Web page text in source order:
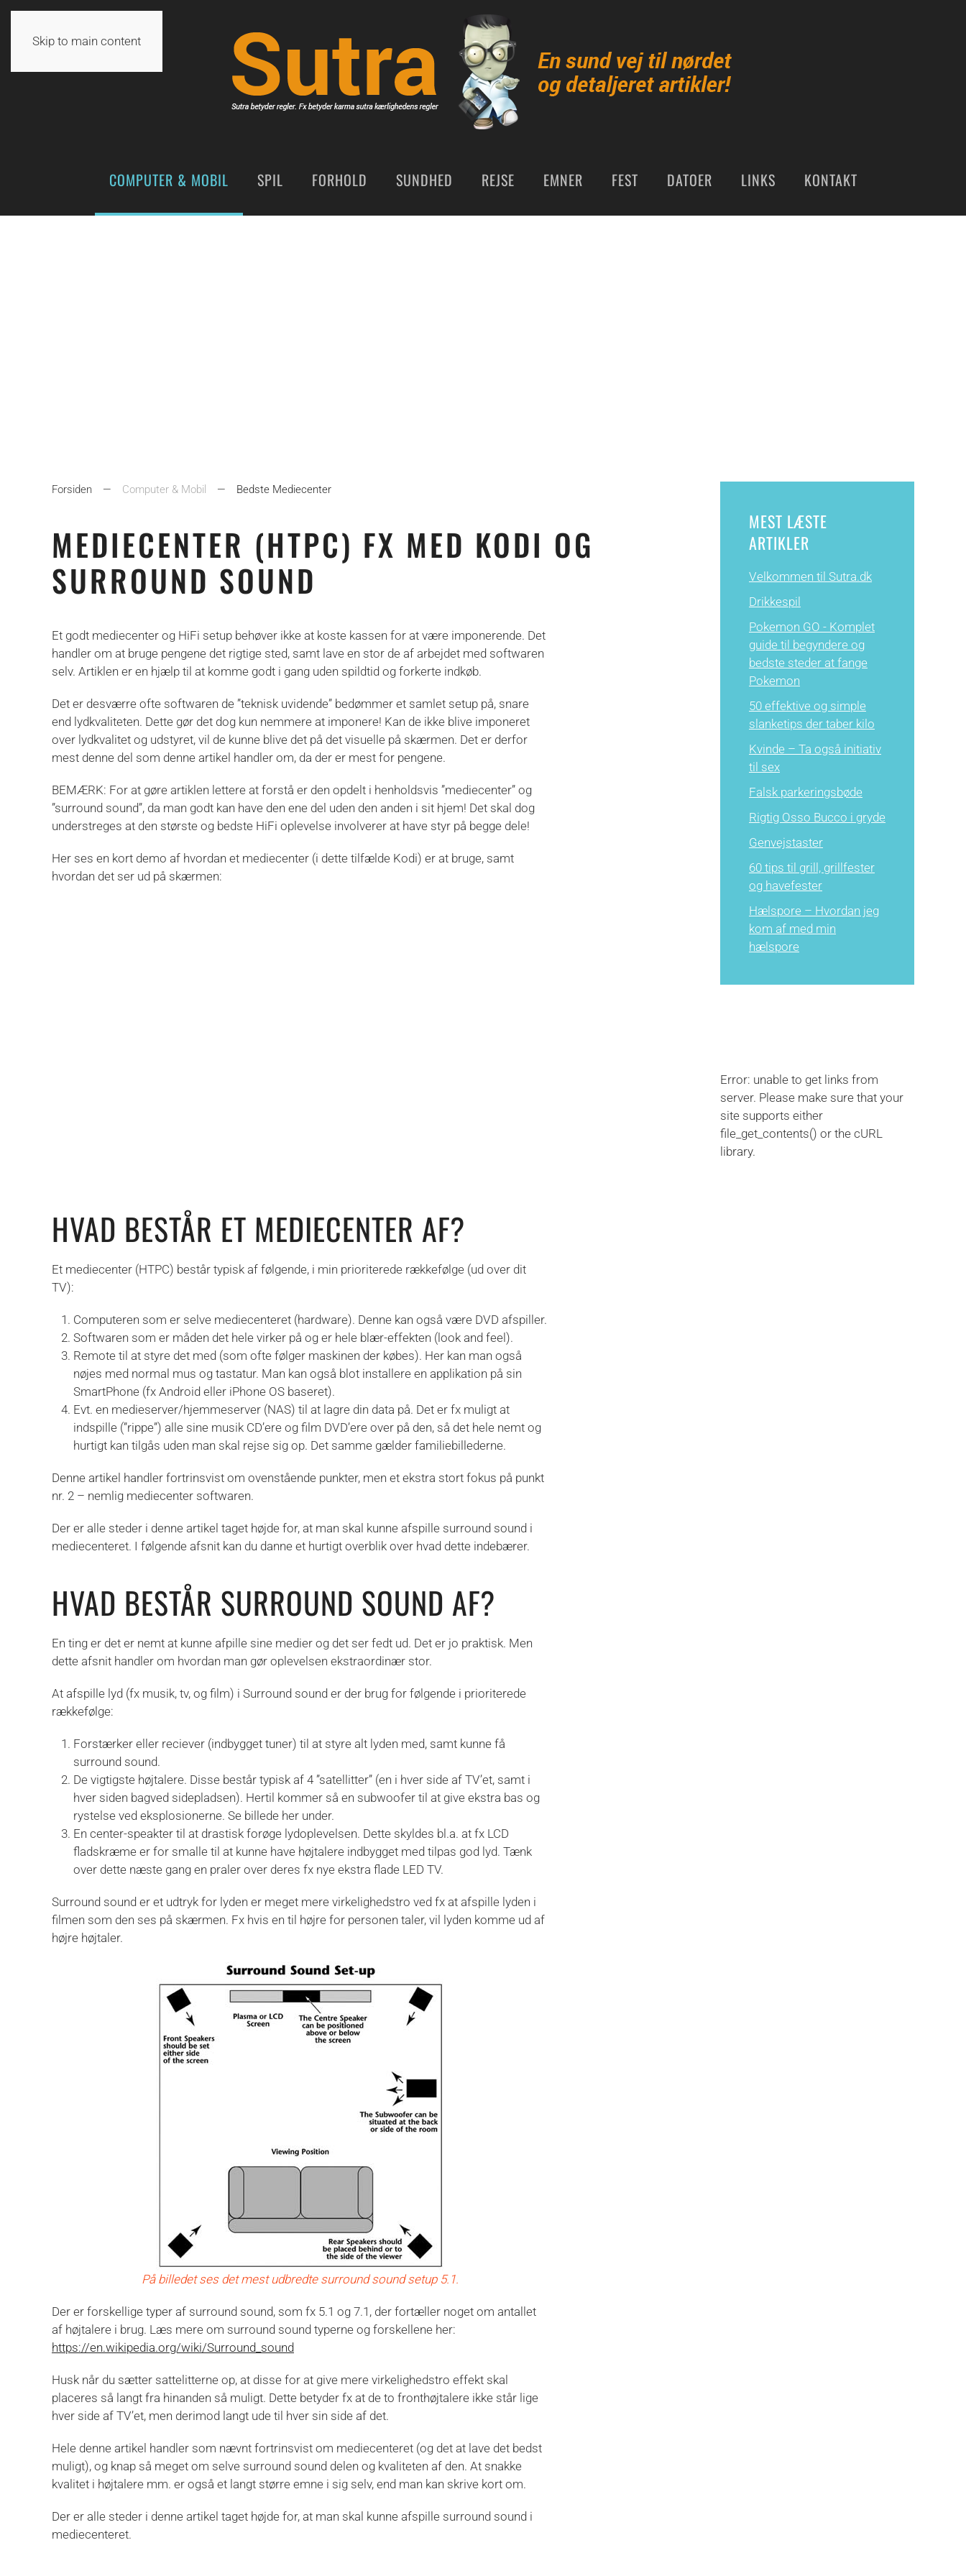
Skip to main content
COMPUTER & MOBIL SPIL FORHOLD SUNDHED REJSE EMNER FEST DATOER LINKS KONTAKT
Forsiden Computer & Mobil Bedste Mediecenter
MEDIECENTER (HTPC) FX MED KODI OG
SURROUND SOUND
Et godt mediecenter og HiFi setup behøver ikke at koste kassen for at være imponerende. Det
handler om at bruge pengene det rigtige sted, samt lave en stor de af arbejdet med softwaren
selv. Artiklen er en hjælp til at komme godt i gang uden spildtid og forkerte indkøb.
Det er desværre ofte softwaren de ”teknisk uvidende” bedømmer et samlet setup på, snare
end lydkvaliteten. Dette gør det dog kun nemmere at imponere! Kan de ikke blive imponeret
over lydkvalitet og udstyret, vil de kunne blive det på det visuelle på skærmen. Det er derfor
mest denne del som denne artikel handler om, da der er mest for pengene.
BEMÆRK: For at gøre artiklen lettere at forstå er den opdelt i henholdsvis ”mediecenter” og
”surround sound”, da man godt kan have den ene del uden den anden i sit hjem! Det skal dog
understreges at den største og bedste HiFi oplevelse involverer at have styr på begge dele!
Her ses en kort demo af hvordan et mediecenter (i dette tilfælde Kodi) er at bruge, samt
hvordan det ser ud på skærmen:
HVAD BESTÅR ET MEDIECENTER AF?
Et mediecenter (HTPC) består typisk af følgende, i min prioriterede rækkefølge (ud over dit
TV):
Computeren som er selve mediecenteret (hardware). Denne kan også være DVD afspiller.
Softwaren som er måden det hele virker på og er hele blær-effekten (look and feel).
Remote til at styre det med (som ofte følger maskinen der købes). Her kan man også
nøjes med normal mus og tastatur. Man kan også blot installere en applikation på sin
SmartPhone (fx Android eller iPhone OS baseret).
Evt. en medieserver/hjemmeserver (NAS) til at lagre din data på. Det er fx muligt at
indspille (”rippe”) alle sine musik CD’ere og film DVD’ere over på den, så det hele nemt og
hurtigt kan tilgås uden man skal rejse sig op. Det samme gælder familiebillederne.
Denne artikel handler fortrinsvist om ovenstående punkter, men et ekstra stort fokus på punkt
nr. 2 – nemlig mediecenter softwaren.
Der er alle steder i denne artikel taget højde for, at man skal kunne afspille surround sound i
mediecenteret. I følgende afsnit kan du danne et hurtigt overblik over hvad dette indebærer.
HVAD BESTÅR SURROUND SOUND AF?
En ting er det er nemt at kunne afpille sine medier og det ser fedt ud. Det er jo praktisk. Men
dette afsnit handler om hvordan man gør oplevelsen ekstraordinær stor.
At afspille lyd (fx musik, tv, og film) i Surround sound er der brug for følgende i prioriterede
rækkefølge:
Forstærker eller reciever (indbygget tuner) til at styre alt lyden med, samt kunne få
surround sound.
De vigtigste højtalere. Disse består typisk af 4 ”satellitter” (en i hver side af TV’et, samt i
hver siden bagved sidepladsen). Hertil kommer så en subwoofer til at give ekstra bas og
rystelse ved eksplosionerne. Se billede her under.
En center-speakter til at drastisk forøge lydoplevelsen. Dette skyldes bl.a. at fx LCD
fladskræme er for smalle til at kunne have højtalere indbygget med tilpas god lyd. Tænk
over dette næste gang en praler over deres fx nye ekstra flade LED TV.
Surround sound er et udtryk for lyden er meget mere virkelighedstro ved fx at afspille lyden i
filmen som den ses på skærmen. Fx hvis en til højre for personen taler, vil lyden komme ud af
højre højtaler.
På billedet ses det mest udbredte surround sound setup 5.1.
Der er forskellige typer af surround sound, som fx 5.1 og 7.1, der fortæller noget om antallet
af højtalere i brug. Læs mere om surround sound typerne og forskellene her:
https://en.wikipedia.org/wiki/Surround_sound
Husk når du sætter sattelitterne op, at disse for at give mere virkelighedstro effekt skal
placeres så langt fra hinanden så muligt. Dette betyder fx at de to fronthøjtalere ikke står lige
hver side af TV’et, men derimod langt ude til hver sin side af det.
Hele denne artikel handler som nævnt fortrinsvist om mediecenteret (og det at lave det bedst
muligt), og knap så meget om selve surround sound delen og kvaliteten af den. At snakke
kvalitet i højtalere mm. er også et langt større emne i sig selv, end man kan skrive kort om.
Der er alle steder i denne artikel taget højde for, at man skal kunne afspille surround sound i
mediecenteret.
MEST LÆSTE
ARTIKLER
Velkommen til Sutra.dk
Drikkespil
Pokemon GO - Komplet
guide til begyndere og
bedste steder at fange
Pokemon
50 effektive og simple
slanketips der taber kilo
Kvinde – Ta også initiativ
til sex
Falsk parkeringsbøde
Rigtig Osso Bucco i gryde
Genvejstaster
60 tips til grill, grillfester
og havefester
Hælspore – Hvordan jeg
kom af med min
hælspore
Error: unable to get links from
server. Please make sure that your
site supports either
file_get_contents() or the cURL
library.